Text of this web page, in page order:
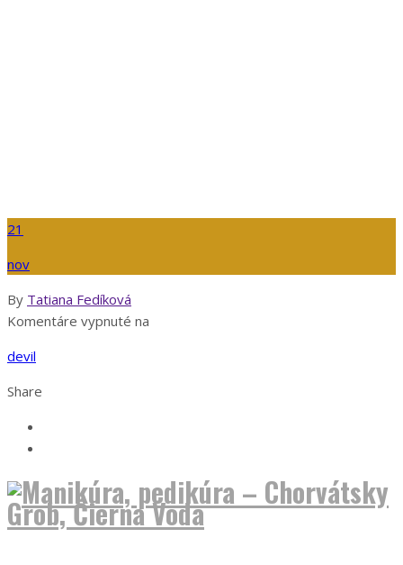
21
nov
By Tatiana Fedíková
Komentáre vypnuté na
devil
Share